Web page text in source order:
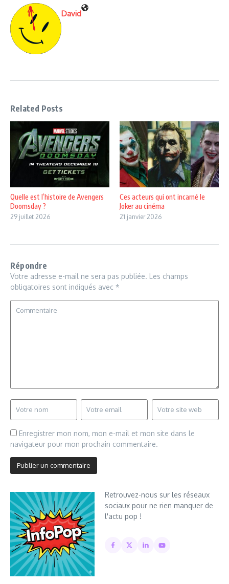
David
Related Posts
Quelle est l’histoire de Avengers
Doomsday ?
29 juillet 2026
Ces acteurs qui ont incarné le
Joker au cinéma
21 janvier 2026
Répondre
Votre adresse e-mail ne sera pas publiée. Les champs
obligatoires sont indiqués avec *
Enregistrer mon nom, mon e-mail et mon site dans le
navigateur pour mon prochain commentaire.
Retrouvez-nous sur les réseaux
sociaux pour ne rien manquer de
l'actu pop !